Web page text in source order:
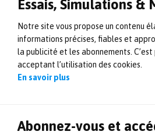
Essais, Simulations
Notre site vous propose un contenu
informations précises, fiables et
la publicité et les abonnements.
acceptant l’utilisation des cookies.
En savoir plus
Abonnez-vous et
de culture